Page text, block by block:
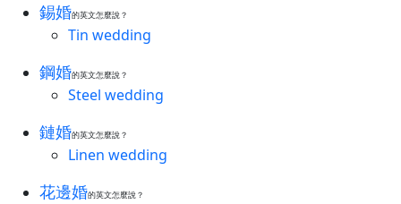
錫婚的英文怎麼說？
Tin wedding
鋼婚的英文怎麼說？
Steel wedding
鏈婚的英文怎麼說？
Linen wedding
花邊婚的英文怎麼說？